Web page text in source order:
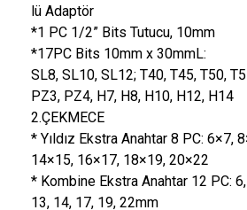
lü Adaptör
*1 PC 1/2” Bits Tutucu, 10mm
*17PC Bits 10mm x 30mmL:
SL8, SL10, SL12; T40, T45, T50,
PZ3, PZ4, H7, H8, H10, H12, H14
2.ÇEKMECE
* Yıldız Ekstra Anahtar 8 PC: 6×7,
14×15, 16×17, 18×19, 20×22
* Kombine Ekstra Anahtar 12 PC:
13, 14, 17, 19, 22mm